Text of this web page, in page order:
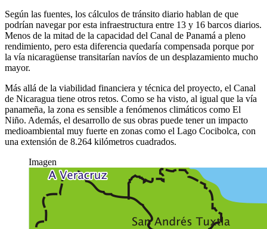
Según las fuentes, los cálculos de tránsito diario hablan de que
podrían navegar por esta infraestructura entre 13 y 16 barcos diarios.
Menos de la mitad de la capacidad del Canal de Panamá a pleno
rendimiento, pero esta diferencia quedaría compensada porque por
la vía nicaragüense transitarían navíos de un desplazamiento mucho
mayor.
Más allá de la viabilidad financiera y técnica del proyecto, el Canal
de Nicaragua tiene otros retos. Como se ha visto, al igual que la vía
panameña, la zona es sensible a fenómenos climáticos como El
Niño. Además, el desarrollo de sus obras puede tener un impacto
medioambiental muy fuerte en zonas como el Lago Cocibolca, con
una extensión de 8.264 kilómetros cuadrados.
Imagen